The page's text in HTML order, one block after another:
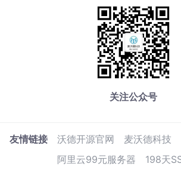
关注公众号
友情链接 沃德开源官网
麦沃德科技
阿里云99元服务器
198天